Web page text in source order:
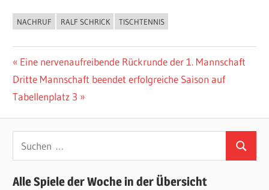
ALLGEMEIN
NACHRUF RALF SCHRICK TISCHTENNIS
Beitragsnavigation
Vorheriger
Beitrag:
Eine nervenaufreibende Rückrunde der 1. Mannschaft
Nächster
Beitrag:
Dritte Mannschaft beendet erfolgreiche Saison auf
Tabellenplatz 3
Suchen
nach:
Suchen
Alle Spiele der Woche in der Übersicht